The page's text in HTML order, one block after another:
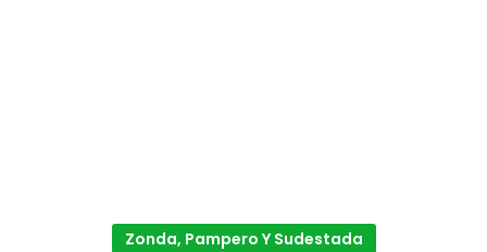
Zonda, Pampero Y Sudestada